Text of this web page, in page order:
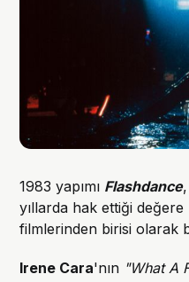
1983 yapımı Flashdance
yıllarda hak ettiği
filmlerinden birisi olarak
Irene Cara'nın "What A